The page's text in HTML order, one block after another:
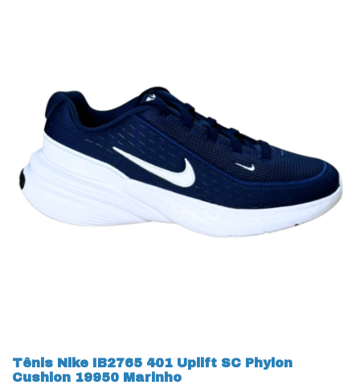
Tênis Nike IB2765 401 Uplift SC Phylon
Cushion 19950 Marinho